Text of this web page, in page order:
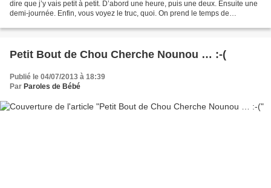
dire que j’y vais petit à petit. D’abord une heure, puis une deux. Ensuite une
demi-journée. Enfin, vous voyez le truc, quoi. On prend le temps de
Petit Bout de Chou Cherche Nounou … :-(
Publié le 04/07/2013 à 18:39
Par Paroles de Bébé